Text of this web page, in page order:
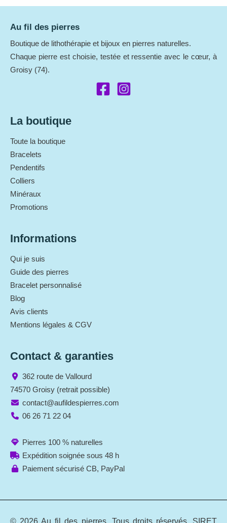
Au fil des pierres
Boutique de lithothérapie et bijoux en pierres naturelles.
Chaque pierre est choisie, testée et ressentie avec le cœur, à
Groisy (74).
La boutique
Toute la boutique
Bracelets
Pendentifs
Colliers
Minéraux
Promotions
Informations
Qui je suis
Guide des pierres
Bracelet personnalisé
Blog
Avis clients
Mentions légales & CGV
Contact & garanties
362 route de Vallourd
74570 Groisy (retrait possible)
contact@aufildespierres.com
06 26 71 22 04
Pierres 100 % naturelles
Expédition soignée sous 48 h
Paiement sécurisé CB, PayPal
© 2026 Au fil des pierres. Tous droits réservés. SIRET